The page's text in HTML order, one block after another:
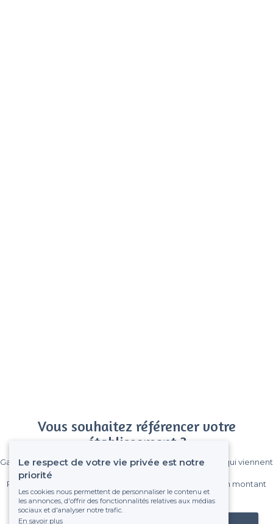
Vous souhaitez référencer votre
établissement ?
Gagnez de nombreux clients parmi le million de visiteurs qui viennent
Pas de commissions et sans engagement, vous payez un montant
fixe sans risque de voir déraper la facture.
Le respect de votre vie privée est notre
priorité
Les cookies nous permettent de personnaliser le contenu et
les annonces, d'offrir des fonctionnalités relatives aux médias
sociaux et d'analyser notre trafic.
En savoir plus